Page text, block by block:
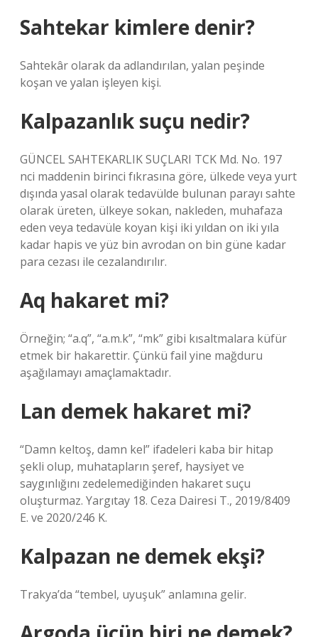
Sahtekar kimlere denir?
Sahtekâr olarak da adlandırılan, yalan peşinde
koşan ve yalan işleyen kişi.
Kalpazanlık suçu nedir?
GÜNCEL SAHTEKARLIK SUÇLARI TCK Md. No. 197
nci maddenin birinci fıkrasına göre, ülkede veya yurt
dışında yasal olarak tedavülde bulunan parayı sahte
olarak üreten, ülkeye sokan, nakleden, muhafaza
eden veya tedavüle koyan kişi iki yıldan on iki yıla
kadar hapis ve yüz bin avrodan on bin güne kadar
para cezası ile cezalandırılır.
Aq hakaret mi?
Örneğin; “a.q”, “a.m.k”, “mk” gibi kısaltmalara küfür
etmek bir hakarettir. Çünkü fail yine mağduru
aşağılamayı amaçlamaktadır.
Lan demek hakaret mi?
“Damn keltoş, damn kel” ifadeleri kaba bir hitap
şekli olup, muhatapların şeref, haysiyet ve
saygınlığını zedelemediğinden hakaret suçu
oluşturmaz. Yargıtay 18. Ceza Dairesi T., 2019/8409
E. ve 2020/246 K.
Kalpazan ne demek ekşi?
Trakya’da “tembel, uyuşuk” anlamına gelir.